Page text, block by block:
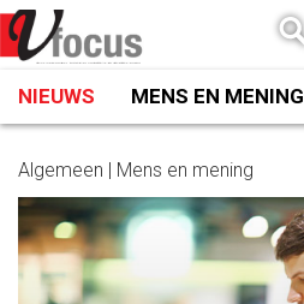
Spring
naar
inhoud
NIEUWS MENS EN MENING
Algemeen | Mens en mening